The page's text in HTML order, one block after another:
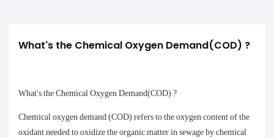
What's the Chemical Oxygen Demand(COD) ?
What's the Chemical Oxygen Demand(COD) ?
Chemical oxygen demand (COD) refers to the oxygen content of the
oxidant needed to oxidize the organic matter in sewage by chemical